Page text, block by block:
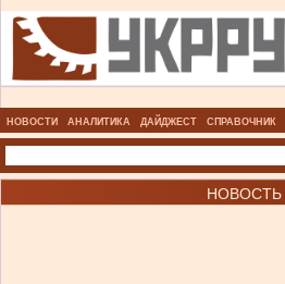
НОВОСТИ АНАЛИТИКА ДАЙДЖЕСТ СПРАВОЧНИК
НОВОСТЬ